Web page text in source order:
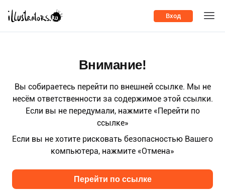
Вход
Внимание!
Вы собираетесь перейти по внешней ссылке. Мы не
несём ответственности за содержимое этой ссылки.
Если вы не передумали, нажмите «Перейти по
ссылке»
Если вы не хотите рисковать безопасностью Вашего
компьютера, нажмите «Отмена»
Перейти по ссылке